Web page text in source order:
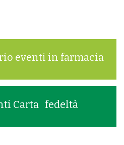
eventi in farmacia
Carta fedeltà